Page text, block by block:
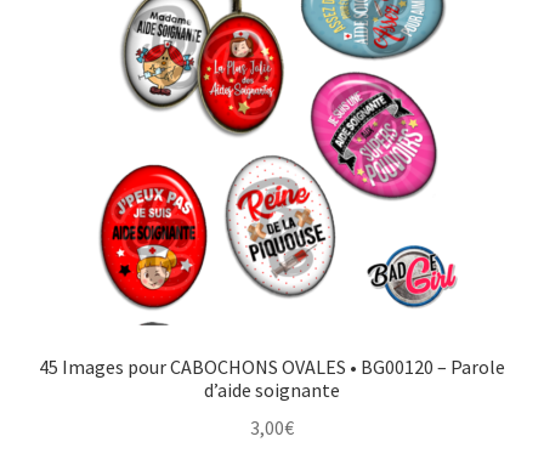
45 Images pour CABOCHONS OVALES • BG00120 – Parole
d’aide soignante
3,00€